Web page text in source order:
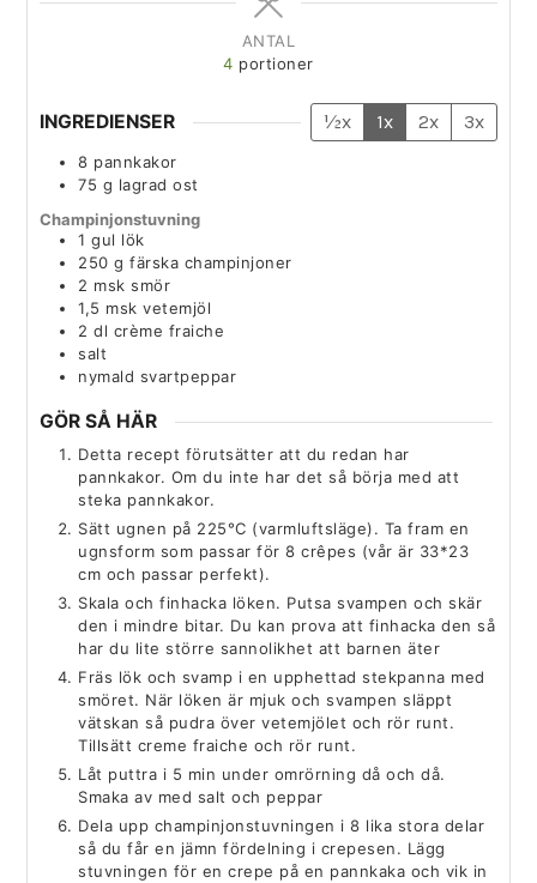
ANTAL
4 portioner
INGREDIENSER ½x 1x 2x 3x
8 pannkakor
75 g lagrad ost
Champinjonstuvning
1 gul lök
250 g färska champinjoner
2 msk smör
1,5 msk vetemjöl
2 dl crème fraiche
salt
nymald svartpeppar
GÖR SÅ HÄR
Detta recept förutsätter att du redan har
pannkakor. Om du inte har det så börja med att
steka pannkakor.
Sätt ugnen på 225°C (varmluftsläge). Ta fram en
ugnsform som passar för 8 crêpes (vår är 33*23
cm och passar perfekt).
Skala och finhacka löken. Putsa svampen och skär
den i mindre bitar. Du kan prova att finhacka den så
har du lite större sannolikhet att barnen äter
Fräs lök och svamp i en upphettad stekpanna med
smöret. När löken är mjuk och svampen släppt
vätskan så pudra över vetemjölet och rör runt.
Tillsätt creme fraiche och rör runt.
Låt puttra i 5 min under omrörning då och då.
Smaka av med salt och peppar
Dela upp champinjonstuvningen i 8 lika stora delar
så du får en jämn fördelning i crepesen. Lägg
stuvningen för en crepe på en pannkaka och vik in